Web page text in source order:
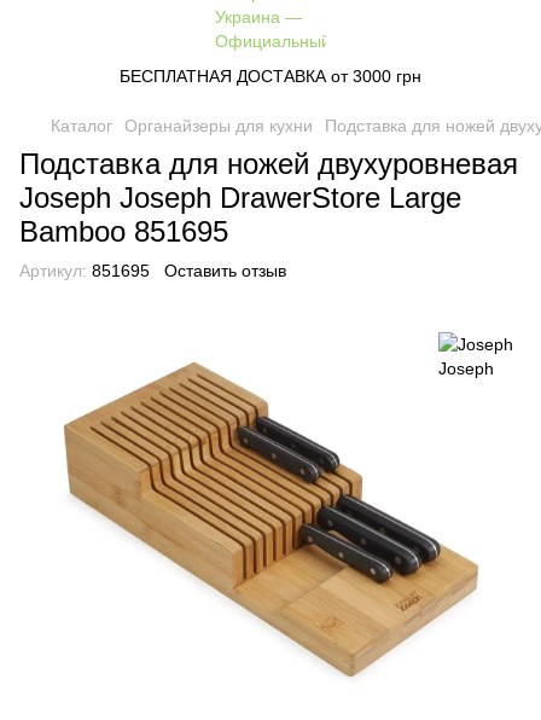
БЕСПЛАТНАЯ ДОСТАВКА от 3000 грн
Каталог Органайзеры для кухни Подставка для ножей
Подставка для ножей двухуровневая
Joseph Joseph DrawerStore Large
Bamboo 851695
Артикул: 851695 Оставить отзыв